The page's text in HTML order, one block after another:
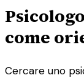
come
Cercare uno